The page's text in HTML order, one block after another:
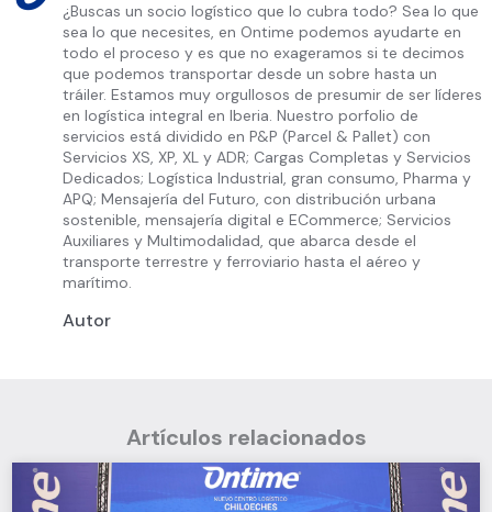
¿Buscas un socio logístico que lo cubra todo? Sea lo que
sea lo que necesites, en Ontime podemos ayudarte en
todo el proceso y es que no exageramos si te decimos
que podemos transportar desde un sobre hasta un
tráiler. Estamos muy orgullosos de presumir de ser líderes
en logística integral en Iberia. Nuestro porfolio de
servicios está dividido en P&P (Parcel & Pallet) con
Servicios XS, XP, XL y ADR; Cargas Completas y Servicios
Dedicados; Logística Industrial, gran consumo, Pharma y
APQ; Mensajería del Futuro, con distribución urbana
sostenible, mensajería digital e ECommerce; Servicios
Auxiliares y Multimodalidad, que abarca desde el
transporte terrestre y ferroviario hasta el aéreo y
marítimo.
Autor
Artículos relacionados